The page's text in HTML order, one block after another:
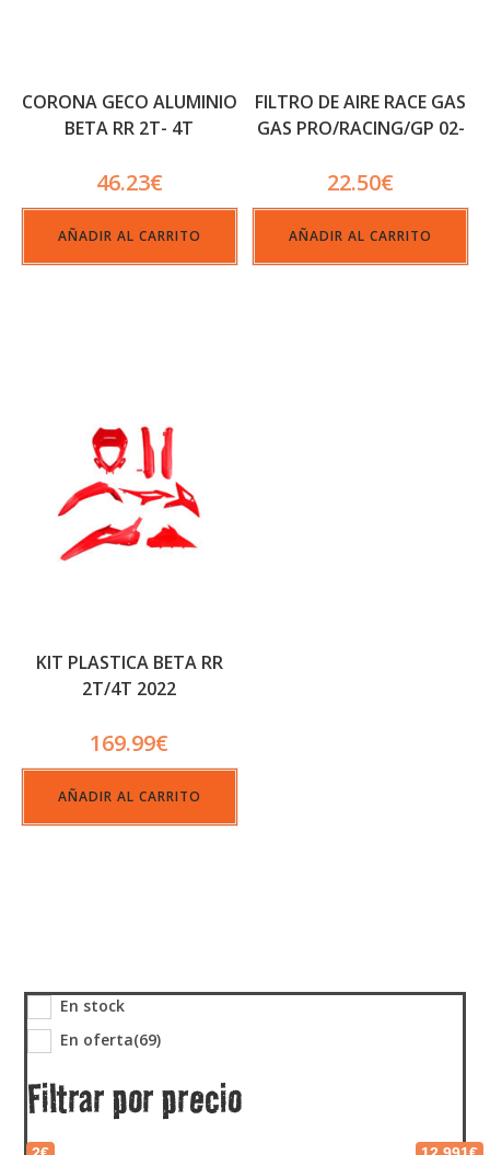
CORONA GECO ALUMINIO
BETA RR 2T- 4T
46.23€
AÑADIR AL CARRITO
FILTRO DE AIRE RACE GAS
GAS PRO/RACING/GP 02-
22.50€
AÑADIR AL CARRITO
KIT PLASTICA BETA RR
2T/4T 2022
169.99€
AÑADIR AL CARRITO
En stock
En oferta(69)
Filtrar por precio